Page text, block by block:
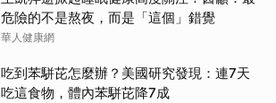
危險的不是熬夜，而是「這個」錯覺
華人健康網
吃到苯駢芘怎麼辦？美國研究發現：連7天
吃這食物，體內苯駢芘降7成